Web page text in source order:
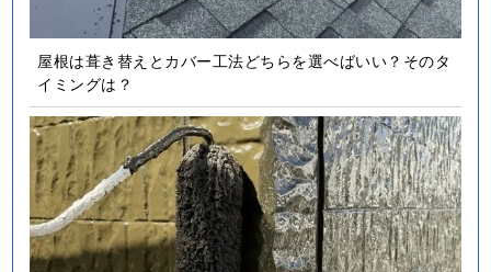
屋根は葺き替えとカバー工法どちらを選べばいい？そのタ
イミングは？